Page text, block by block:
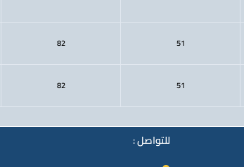
51
82
51
82
للتواصل :